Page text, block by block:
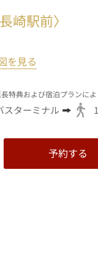
崎駅前〉
を見る
特典および宿泊プランに
スターミナル
予約する